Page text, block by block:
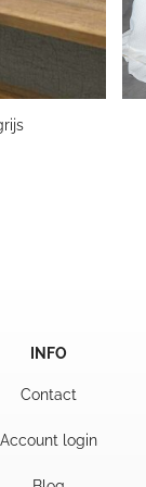
INFO
Contact
Account login